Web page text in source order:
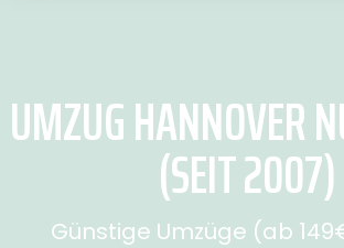
UMZUG HANNOVER
(SEIT 2007)
Günstige Umzüge (ab